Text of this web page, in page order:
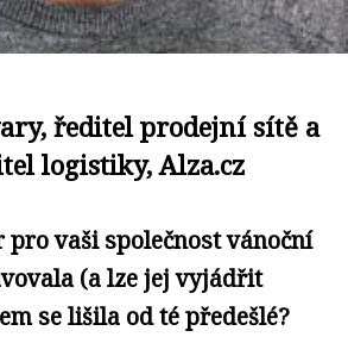
ředitel prodejní sítě a
logistiky, Alza.cz
pro vaši společnost vánoční
(a lze jej vyjádřit
se lišila od té předešlé?